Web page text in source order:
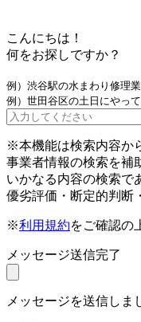
こんにちは！
何をお探しですか？
例）渋谷駅の水まわり修理
例）世田谷区の土日にやっ
※本機能は検索内容か
事業者情報の検索を補
いかなる内容の検索で
優劣評価・断定的判断
※利用規約をご確認の
メッセージ送信完了
メッセージを送信しま